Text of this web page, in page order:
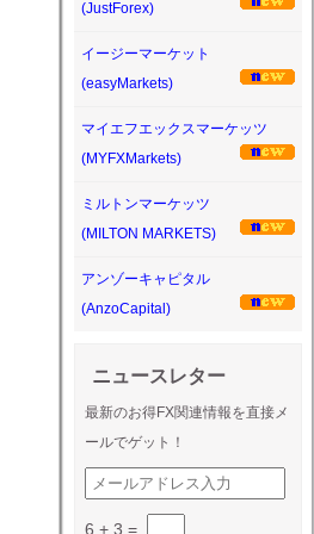
(JustForex)
イージーマーケット
(easyMarkets)
マイエフエックスマーケッツ
(MYFXMarkets)
ミルトンマーケッツ
(MILTON MARKETS)
アンゾーキャピタル
(AnzoCapital)
ニュースレター
最新のお得FX関連情報を直接メ
ールでゲット！
6 + 3 =